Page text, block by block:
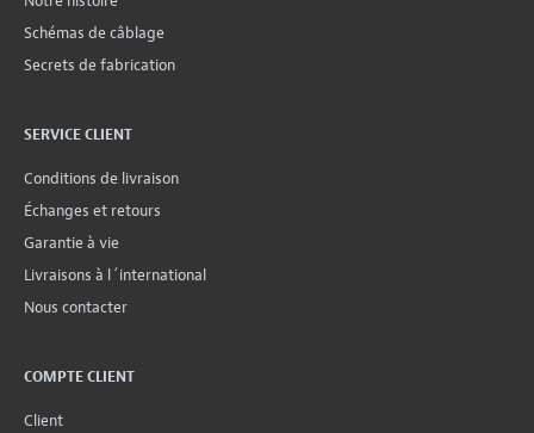
Schémas de câblage
Secrets de fabrication
SERVICE CLIENT
Conditions de livraison
Échanges et retours
Garantie à vie
Livraisons à l´international
Nous contacter
COMPTE CLIENT
Client